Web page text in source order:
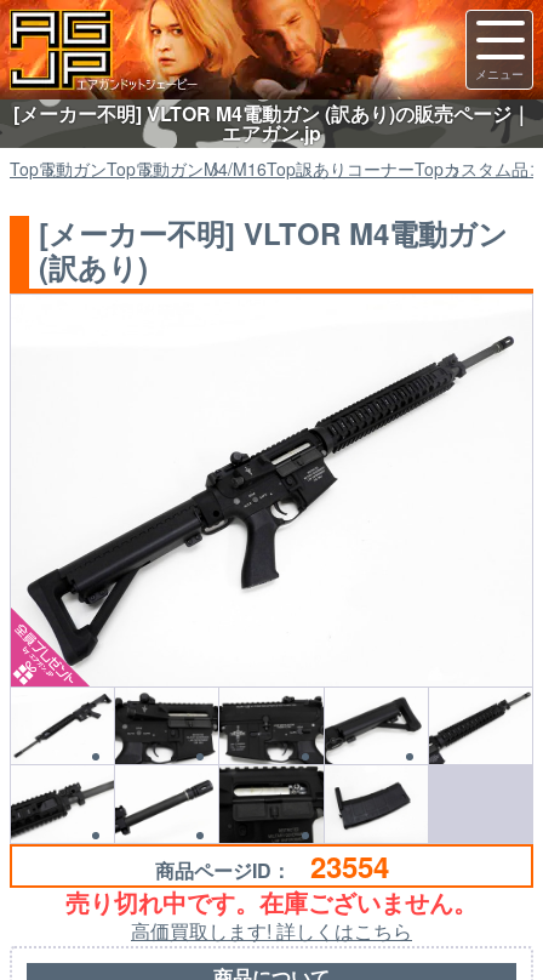
[メーカー不明] VLTOR M4電動ガン (訳あり)の販売ページ｜
エアガン.jp
Top電動ガンTop電動ガンM4/M16Top訳ありコーナーTopカスタム品
[メーカー不明] VLTOR M4電動ガン
(訳あり)
商品ページID： 23554
売り切れ中です。在庫ございません。
高価買取します! 詳しくはこちら